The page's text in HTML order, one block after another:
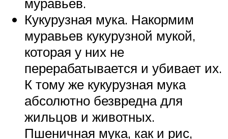
Кукурузная мука. Накормим
муравьев кукурузной мукой,
которая у них не
перерабатывается и убивает их.
К тому же кукурузная мука
абсолютно безвредна для
жильцов и животных.
Пшеничная мука, как и рис,